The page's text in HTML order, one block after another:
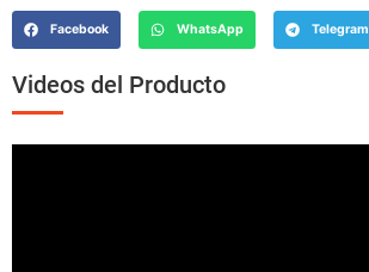
Facebook WhatsApp Telegram
Videos del Producto